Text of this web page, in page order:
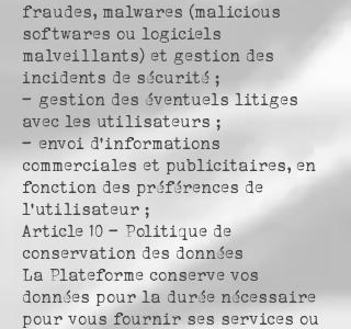
fraudes, malwares (malicious
softwares ou logiciels
malveillants) et gestion des
incidents de sécurité ;
– gestion des éventuels litiges
avec les utilisateurs ;
– envoi d’informations
commerciales et publicitaires, en
fonction des préférences de
l’utilisateur ;
Article 10 – Politique de
conservation des données
La Plateforme conserve vos
données pour la durée nécessaire
pour vous fournir ses services ou